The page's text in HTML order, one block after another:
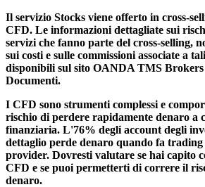
Il servizio Stocks viene offerto in cross-
CFD. Le informazioni dettagliate sui
servizi che fanno parte del cross-selling,
sui costi e sulle commissioni associate a
disponibili sul sito OANDA TMS Brokers
Documenti.
I CFD sono strumenti complessi e
rischio di perdere rapidamente denaro a
finanziaria. L'76% degli account degli
dettaglio perde denaro quando fa
provider. Dovresti valutare se hai capito
CFD e se puoi permetterti di correre il
denaro.